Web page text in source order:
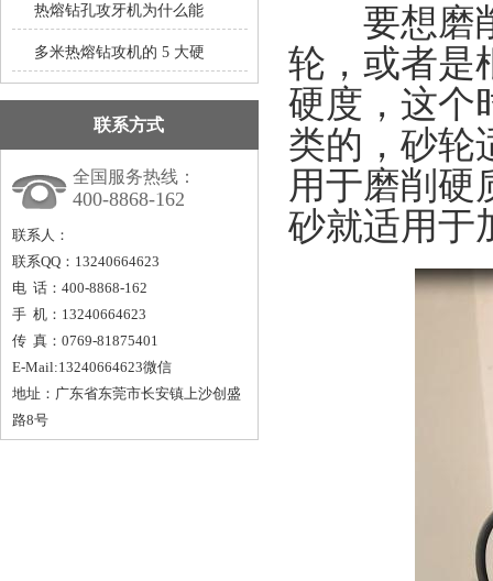
热熔钻孔攻牙机为什么能
多米热熔钻攻机的 5 大硬
联系方式
全国服务热线：
400-8868-162
联系人：
联系QQ：13240664623
电 话：400-8868-162
手 机：13240664623
传 真：0769-81875401
E-Mail:13240664623微信
地址：广东省东莞市长安镇上沙创盛
路8号
要想磨削
轮，或者是
硬度，这个
类的，砂轮
用于磨削硬
砂就适用于